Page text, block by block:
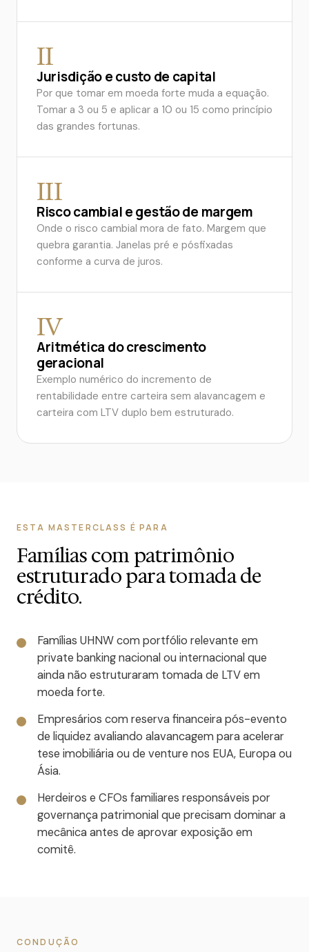
II
Jurisdição e custo de capital
Por que tomar em moeda forte muda a equação.
Tomar a 3 ou 5 e aplicar a 10 ou 15 como princípio
das grandes fortunas.
III
Risco cambial e gestão de margem
Onde o risco cambial mora de fato. Margem que
quebra garantia. Janelas pré e pósfixadas
conforme a curva de juros.
IV
Aritmética do crescimento
geracional
Exemplo numérico do incremento de
rentabilidade entre carteira sem alavancagem e
carteira com LTV duplo bem estruturado.
ESTA MASTERCLASS É PARA
Famílias com patrimônio
estruturado para tomada de
crédito.
Famílias UHNW com portfólio relevante em
private banking nacional ou internacional que
ainda não estruturaram tomada de LTV em
moeda forte.
Empresários com reserva financeira pós-evento
de liquidez avaliando alavancagem para acelerar
tese imobiliária ou de venture nos EUA, Europa ou
Ásia.
Herdeiros e CFOs familiares responsáveis por
governança patrimonial que precisam dominar a
mecânica antes de aprovar exposição em
comitê.
CONDUÇÃO